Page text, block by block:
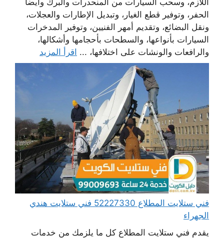
اللازم، وسحب السيارات من المنحدرات والبرك وأيضا
الحفر، وتوفير قطع الغيار، وتبديل الإطارات والعجلات،
ونقل البضائع، وتقديم أمهر الفنيين، وتوفير المدخرات
السيارات بأنواعها، والسطحات بأحجامها وأشكالها،
والرافعات والونشات على اختلافها، ... اقرأ المزيد
فني ستلايت المطلاع 52227330 فني ستلايت هندي
الجهراء
يقدم فني ستلايت المطلاع كل ما يلزمك من خدمات